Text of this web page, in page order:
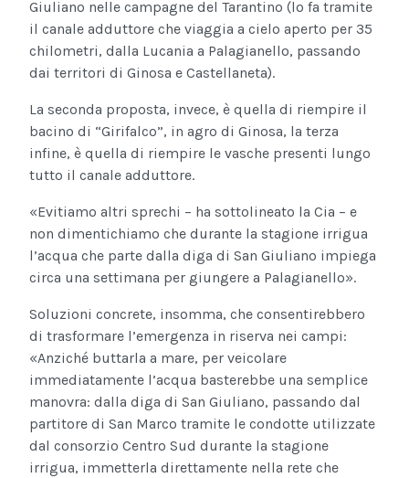
Giuliano nelle campagne del Tarantino (lo fa tramite
il canale adduttore che viaggia a cielo aperto per 35
chilometri, dalla Lucania a Palagianello, passando
dai territori di Ginosa e Castellaneta).
La seconda proposta, invece, è quella di riempire il
bacino di “Girifalco”, in agro di Ginosa, la terza
infine, è quella di riempire le vasche presenti lungo
tutto il canale adduttore.
«Evitiamo altri sprechi – ha sottolineato la Cia – e
non dimentichiamo che durante la stagione irrigua
l’acqua che parte dalla diga di San Giuliano impiega
circa una settimana per giungere a Palagianello».
Soluzioni concrete, insomma, che consentirebbero
di trasformare l’emergenza in riserva nei campi:
«Anziché buttarla a mare, per veicolare
immediatamente l’acqua basterebbe una semplice
manovra: dalla diga di San Giuliano, passando dal
partitore di San Marco tramite le condotte utilizzate
dal consorzio Centro Sud durante la stagione
irrigua, immetterla direttamente nella rete che